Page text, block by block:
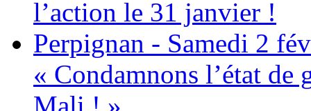
l’action le 31 janvier !
Perpignan - Samedi 2
« Condamnons l’état de
Mali ! »